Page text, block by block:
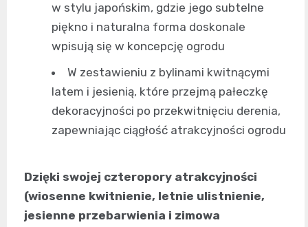
w stylu japońskim, gdzie jego subtelne
piękno i naturalna forma doskonale
wpisują się w koncepcję ogrodu
W zestawieniu z bylinami kwitnącymi
latem i jesienią, które przejmą pałeczkę
dekoracyjności po przekwitnięciu derenia,
zapewniając ciągłość atrakcyjności ogrodu
Dzięki swojej czteropory atrakcyjności
(wiosenne kwitnienie, letnie ulistnienie,
jesienne przebarwienia i zimowa